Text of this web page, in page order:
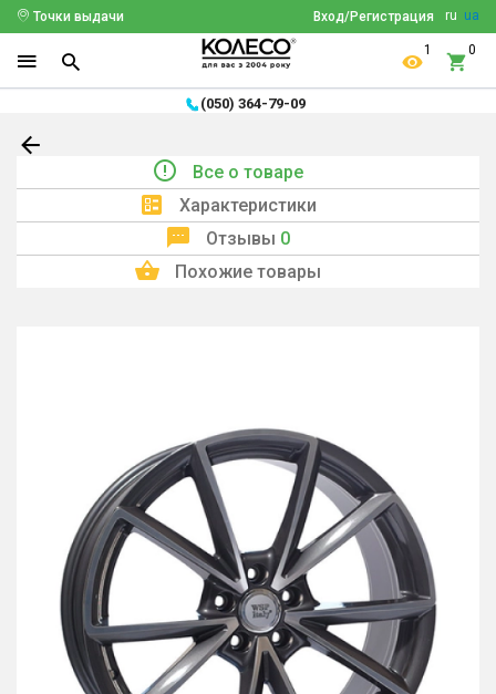
ru ua
Вход/Регистрация
Точки выдачи
1 0
(050) 364-79-09
Все о товаре
Характеристики
Отзывы 0
Похожие товары